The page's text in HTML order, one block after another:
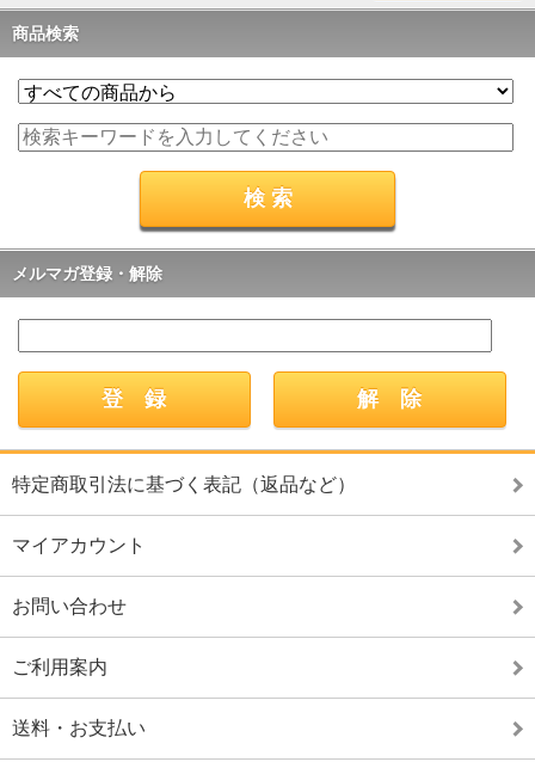
商品検索
メルマガ登録・解除
特定商取引法に基づく表記（返品など）
マイアカウント
お問い合わせ
ご利用案内
送料・お支払い